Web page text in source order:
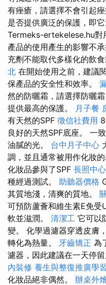
有痤瘡，請選擇不會引起
是否提供廣泛的保護，即
Termeks-ertekelese.hu對
產品的使用產生的影響不
充劑不能取代多樣化的飲
北 在開始使用之前，建議
保產品的安全性和效率。
然的防曬霜，請選擇防曬
提供最高的保護。 月子餐
有天然的SPF 徵信社費用
良好的天然SPF底座。 一
油膩的光。 台中月子中心
調，並且通常被用作化妝的
化妝品參與了SPF 長照中心
種經過測試。 助聽器價格
其質地淺，清爽的質地。
可預防蘆薈和維生素E免
軟並滋潤。 清潔工 它可以
變。 化學過濾器穿透皮膚
轉化為熱量。 牙齒矯正 為
濾器，因此建議在一天停
內裝修 養生與整復推廣學
化妝品絕非偶然。 辦桌外